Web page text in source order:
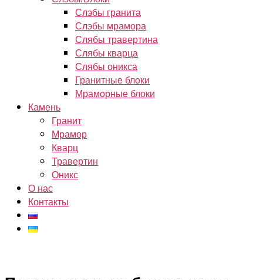
Слэбы гранита
Слэбы мрамора
Слябы травертина
Слябы кварца
Слябы оникса
Гранитные блоки
Мраморные блоки
Камень
Гранит
Мрамор
Кварц
Травертин
Оникс
О нас
Контакты